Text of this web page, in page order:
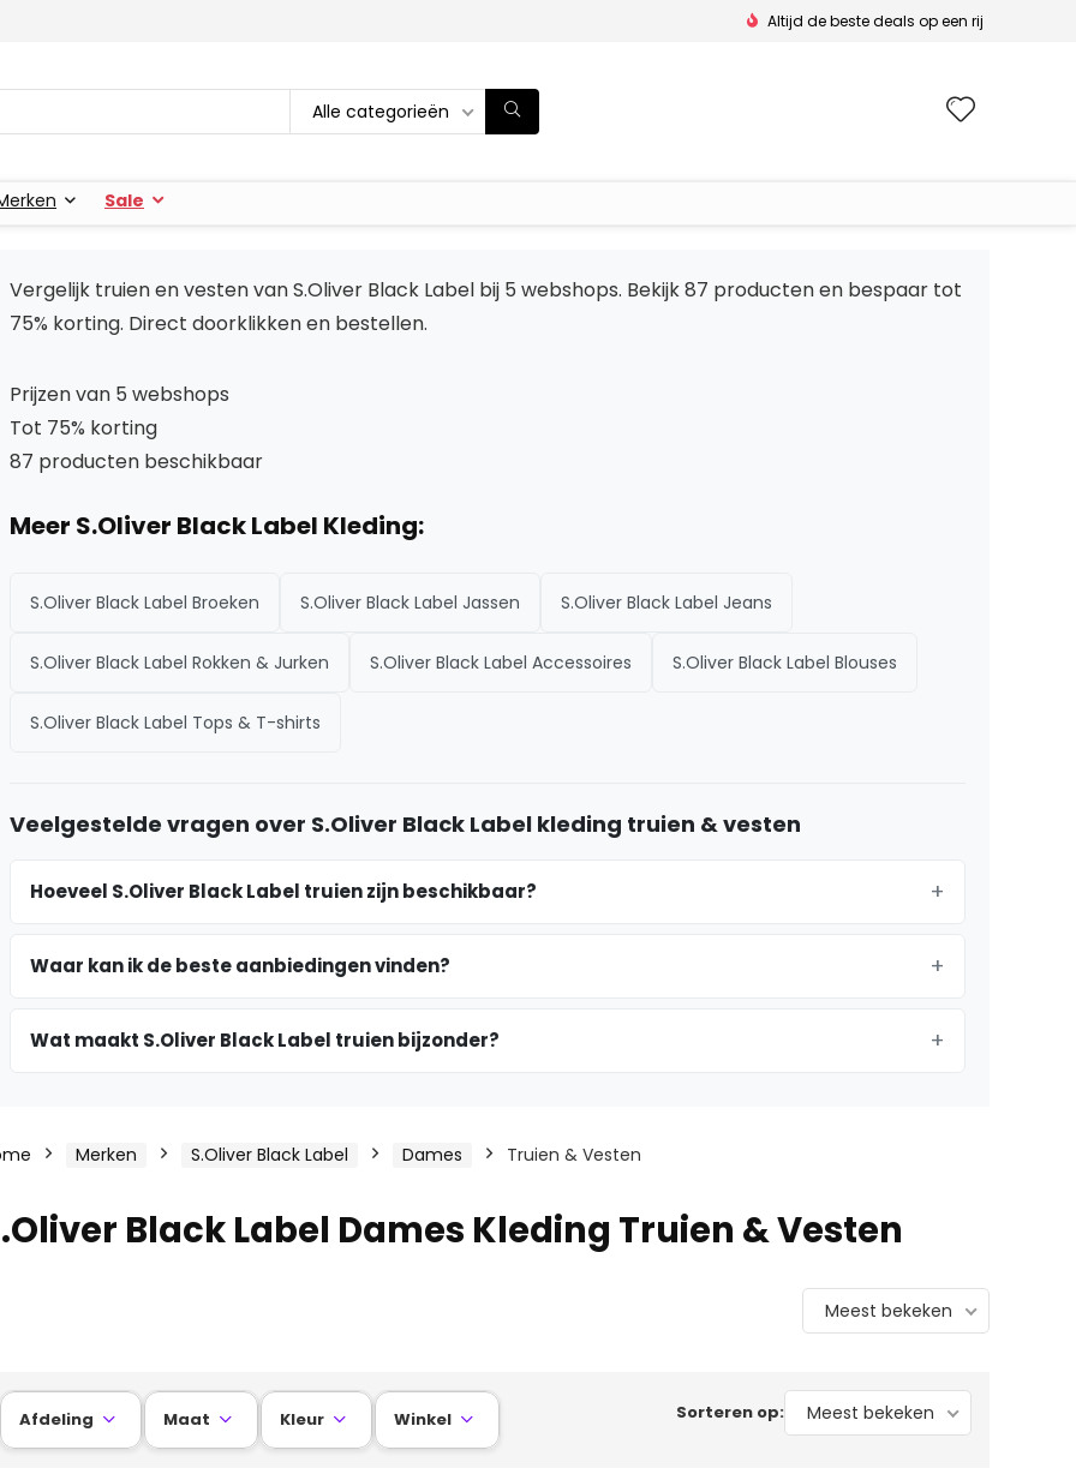
Altijd de beste deals op een rij
Alle categorieën
Sale
Vergelijk truien en vesten van S.Oliver Black Label bij 5 webshops. Bekijk 87 producten en bespaar tot
75% korting. Direct doorklikken en bestellen.
Prijzen van 5 webshops
Tot 75% korting
87 producten beschikbaar
Meer S.Oliver Black Label Kleding:
S.Oliver Black Label Broeken S.Oliver Black Label Jassen S.Oliver Black Label Jeans
S.Oliver Black Label Rokken & Jurken S.Oliver Black Label Accessoires S.Oliver Black Label Blouses
S.Oliver Black Label Tops & T-shirts
Veelgestelde vragen over S.Oliver Black Label kleding truien & vesten
Hoeveel S.Oliver Black Label truien zijn beschikbaar?
Waar kan ik de beste aanbiedingen vinden?
Wat maakt S.Oliver Black Label truien bijzonder?
Merken S.Oliver Black Label Dames Truien & Vesten
Black Label Dames Kleding Truien & Vesten
Meest bekeken
Sorteren op: Meest bekeken
Afdeling  Maat  Kleur  Winkel 